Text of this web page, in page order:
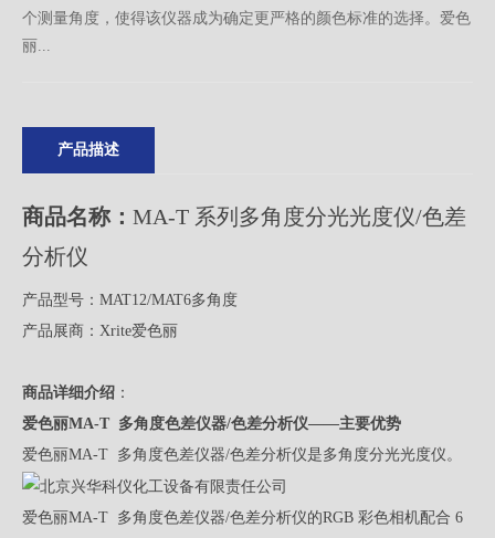
个测量角度，使得该仪器成为确定更严格的颜色标准的选择。爱色
丽...
产品描述
商品名称： MA-T 系列多角度分光光度仪/色差
分析仪
产品型号：MAT12/MAT6多角度
产品展商：Xrite爱色丽
商品详细介绍 ：
爱色丽MA-T 多角度色差仪器/色差分析仪——主要优势
爱色丽MA-T 多角度色差仪器/色差分析仪是多角度分光光度仪。
爱色丽MA-T 多角度色差仪器/色差分析仪的RGB 彩色相机配合 6